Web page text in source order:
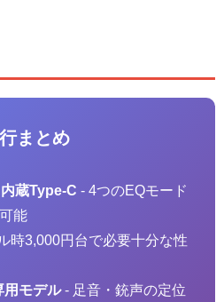
まとめ
蔵Type-C - 4つのEQモード
能
時3,000円台で必要十分な性
用モデル- 足音・銃声の定位